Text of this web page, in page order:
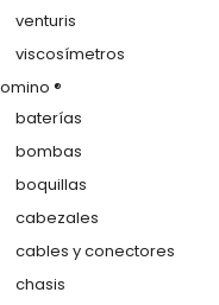
venturis
viscosímetros
®
baterías
bombas
boquillas
cabezales
cables y conectores
chasis